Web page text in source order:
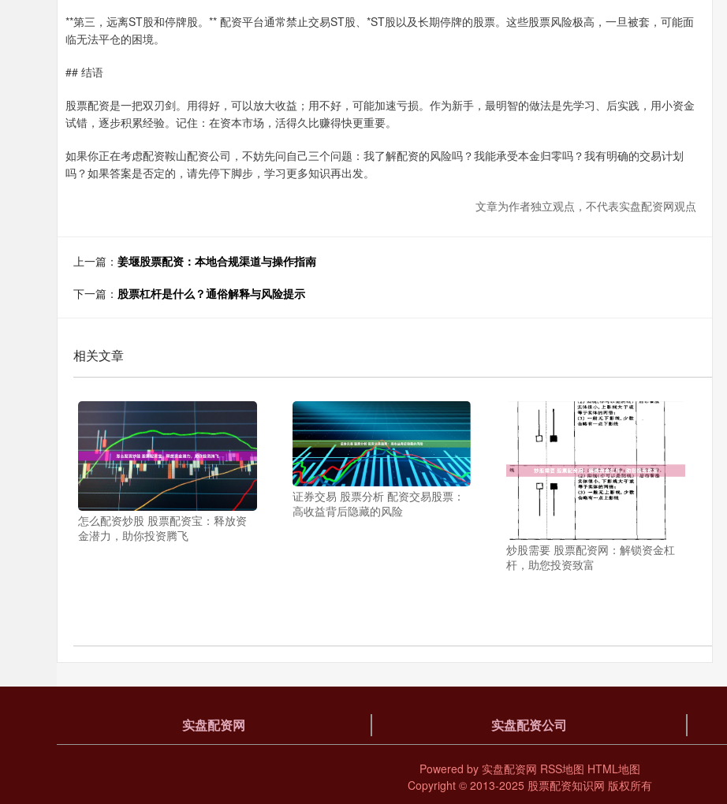
**第三，远离ST股和停牌股。** 配资平台通常禁止交易ST股、*ST股以及长期停牌的股票。这些股票风险极高，一旦被套，可能面
临无法平仓的困境。
## 结语
股票配资是一把双刃剑。用得好，可以放大收益；用不好，可能加速亏损。作为新手，最明智的做法是先学习、后实践，用小资金
试错，逐步积累经验。记住：在资本市场，活得久比赚得快更重要。
如果你正在考虑配资鞍山配资公司，不妨先问自己三个问题：我了解配资的风险吗？我能承受本金归零吗？我有明确的交易计划
吗？如果答案是否定的，请先停下脚步，学习更多知识再出发。
文章为作者独立观点，不代表实盘配资网观点
上一篇： 姜堰股票配资：本地合规渠道与操作指南
下一篇： 股票杠杆是什么？通俗解释与风险提示
相关文章
怎么配资炒股 股票配资宝：释放资
金潜力，助你投资腾飞
证券交易 股票分析 配资交易股票：
高收益背后隐藏的风险
炒股需要 股票配资网：解锁资金杠
杆，助您投资致富
实盘配资网 实盘配资公司
Powered by 实盘配资网 RSS地图 HTML地图
Copyright © 2013-2025 股票配资知识网 版权所有